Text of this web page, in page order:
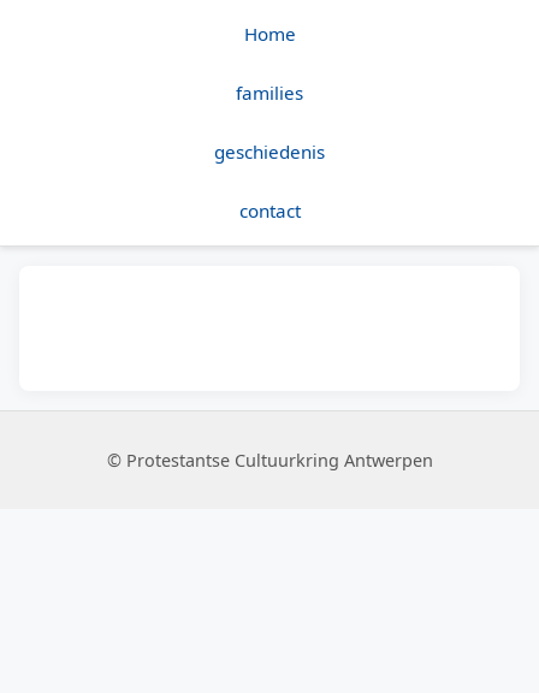
Home
families
geschiedenis
contact
© Protestantse Cultuurkring Antwerpen